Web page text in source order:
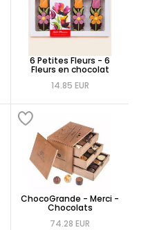
6 Petites Fleurs - 6
Fleurs en chocolat
14.85 EUR
ChocoGrande - Merci -
Chocolats
74.28 EUR